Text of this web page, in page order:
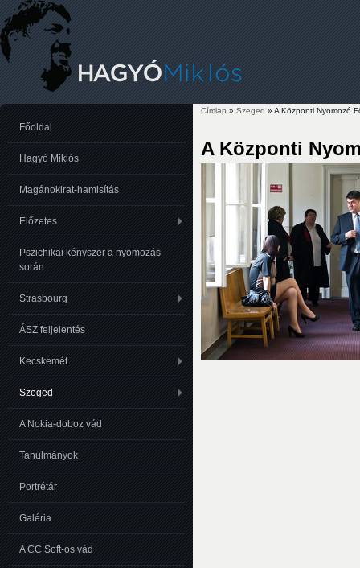
Címlap » Szeged » A Központi Nyomozó
A Központi
Főoldal
Hagyó Miklós
Magánokirat-hamisítás
Előzetes
Pszichikai kényszer a nyomozás
során
Strasbourg
ÁSZ feljelentés
Kecskemét
Szeged
A Nokia-doboz vád
Tanulmányok
Portrétár
Galéria
A CC Soft-os vád